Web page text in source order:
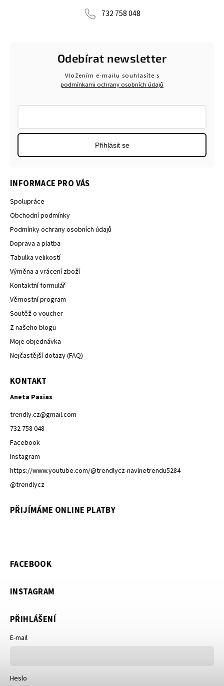
732 758 048
INFORMACE PRO VÁS
Spolupráce
Obchodní podmínky
Podmínky ochrany osobních údajů
Doprava a platba
Tabulka velikostí
Výměna a vrácení zboží
Kontaktní formulář
Věrnostní program
Soutěž o voucher
Z našeho blogu
Moje objednávka
Nejčastější dotazy (FAQ)
Odebírat newsletter
Vložením e-mailu souhlasíte s
podmínkami ochrany osobních údajů
Přihlásit se
KONTAKT
Aneta Pasias
trendly.cz@gmail.com
732 758 048
Facebook
Instagram
https://www.youtube.com/@trendlycz-navlnetrendu5284
@trendlycz
PŘIJÍMÁME ONLINE PLATBY
FACEBOOK
INSTAGRAM
PŘIHLÁŠENÍ
E-mail
Heslo